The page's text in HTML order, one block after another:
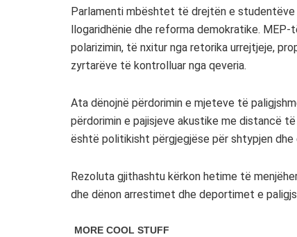
Parlamenti mbështet të drejtën e
llogaridhënie dhe reforma demokratike.
polarizimin, të nxitur nga retorika urrejtjeje,
zyrtarëve të kontrolluar nga qeveria.
Ata dënojnë përdorimin e mjeteve të
përdorimin e pajisjeve akustike me distancë
është politikisht përgjegjëse për shtypjen dhe
Rezoluta gjithashtu kërkon hetime të
dhe dënon arrestimet dhe deportimet e